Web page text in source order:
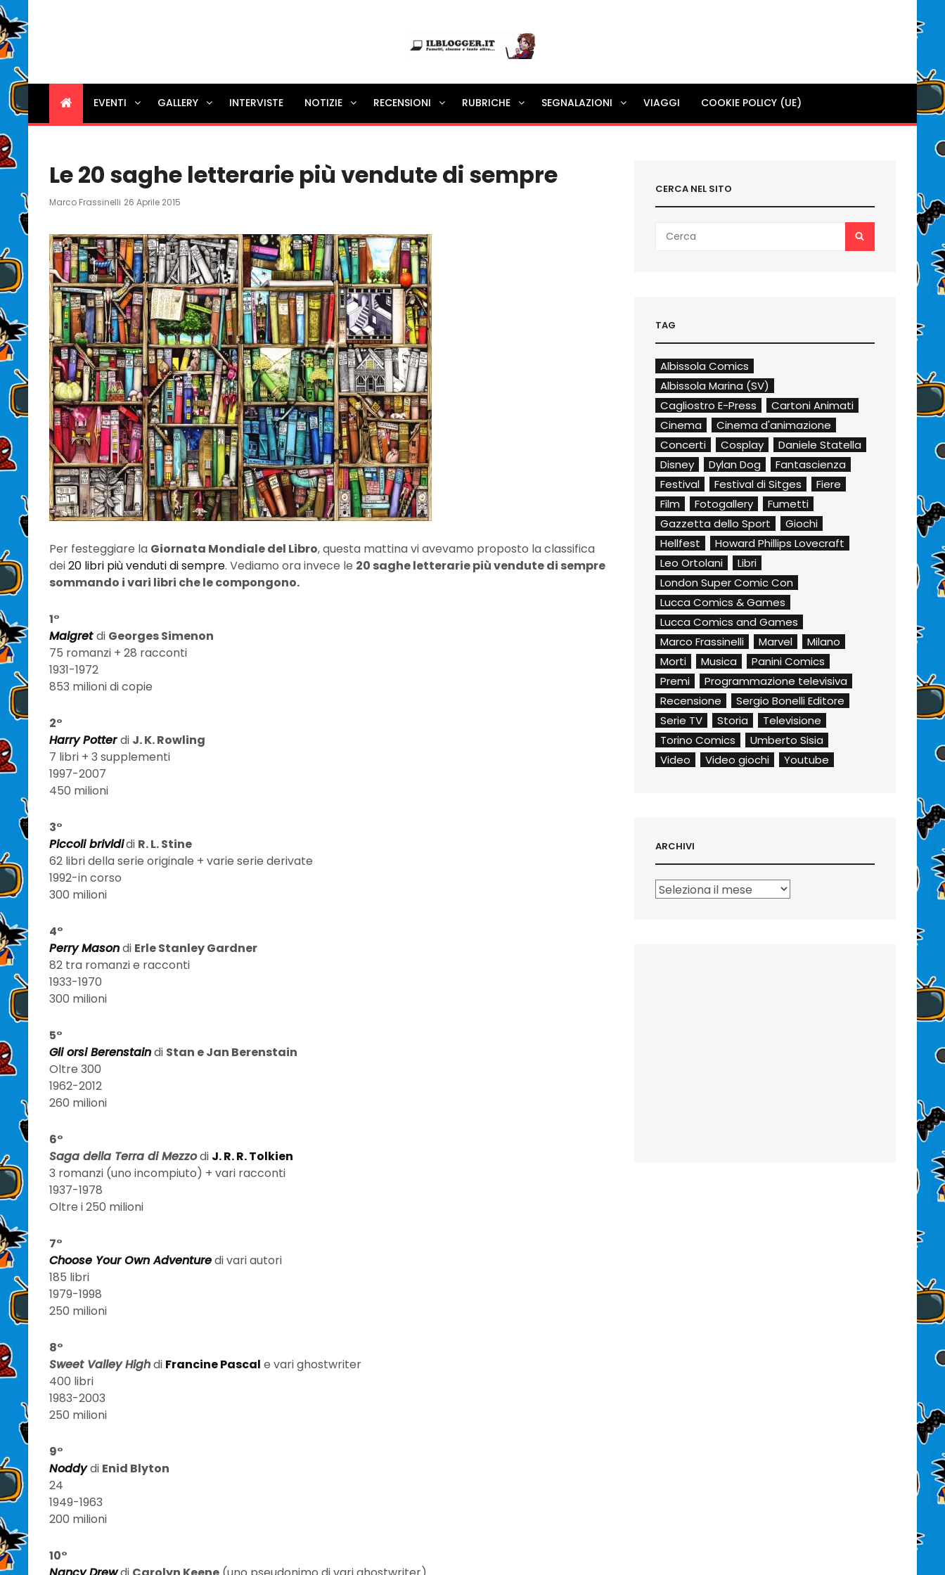
Ilblogger.it
Il portalino di blog |
EVENTI GALLERY INTERVISTE NOTIZIE RECENSIONI RUBRICHE SEGNALAZIONI VIAGGI COOKIE POLICY (UE)
Le 20 saghe letterarie più vendute di sempre
Marco Frassinelli Posted
26 Aprile 2015
Per festeggiare la Giornata Mondiale del Libro, questa mattina vi avevamo proposto la classifica
dei20 libri più venduti di sempre. Vediamo ora invece le 20 saghe letterarie più vendute di sempre
sommando i vari libri che le compongono.
1°
Maigret di Georges Simenon
75 romanzi + 28 racconti
1931-1972
853 milioni di copie
2°
Harry Potter di J. K. Rowling
7 libri + 3 supplementi
1997-2007
450 milioni
3°
Piccoli brivididi R. L. Stine
62 libri della serie originale + varie serie derivate
1992-in corso
300 milioni
4°
Perry Masondi Erle Stanley Gardner
82 tra romanzi e racconti
1933-1970
300 milioni
5°
Gli orsi Berenstaindi Stan e Jan Berenstain
Oltre 300
1962-2012
260 milioni
6°
Saga della Terra di Mezzodi J. R. R. Tolkien
3 romanzi (uno incompiuto) + vari racconti
1937-1978
Oltre i 250 milioni
7°
Choose Your Own Adventuredi vari autori
185 libri
1979-1998
250 milioni
8°
Sweet Valley Highdi Francine Pascal e vari ghostwriter
400 libri
1983-2003
250 milioni
9°
Noddy di Enid Blyton
24
1949-1963
200 milioni
10°
CERCA NEL SITO
for:
TAG
Albissola Comics
Albissola Marina (SV)
Cagliostro E-Press
Cartoni Animati
Cinema
Cinema d'animazione
Concerti
Cosplay
Daniele Statella
Disney
Dylan Dog
Fantascienza
Festival
Festival di Sitges
Fiere
Film
Fotogallery
Fumetti
Gazzetta dello Sport
Giochi
Hellfest
Howard Phillips Lovecraft
Leo Ortolani
Libri
London Super Comic Con
Lucca Comics & Games
Lucca Comics and Games
Marco Frassinelli
Marvel
Milano
Morti
Musica
Panini Comics
Premi
Programmazione televisiva
Recensione
Sergio Bonelli Editore
Serie TV
Storia
Televisione
Torino Comics
Umberto Sisia
Video
Video giochi Youtube
ARCHIVI
Archivi